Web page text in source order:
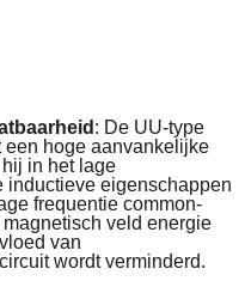
: De UU-type
een hoge aanvankelijke
in het lage
inductieve eigenschappen
frequentie common-
veld energie
van
wordt verminderd.